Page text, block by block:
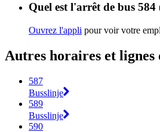
Quel est l'arrêt de bus
Ouvrez l'appli pour voir votre
Autres horaires et lignes
587
Busslinje
589
Busslinje
590